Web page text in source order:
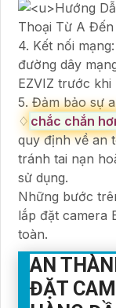
4. Kết nối
đường dây
EZVIZ trước khi
5. Đảm bảo sự
♢ chắc chắn
quy định về an
tránh tai nạn
sử dụng.
Những bước
lắp đặt camera
toàn.
AN
ĐẶT